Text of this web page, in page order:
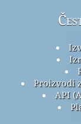
Proizvodi
API